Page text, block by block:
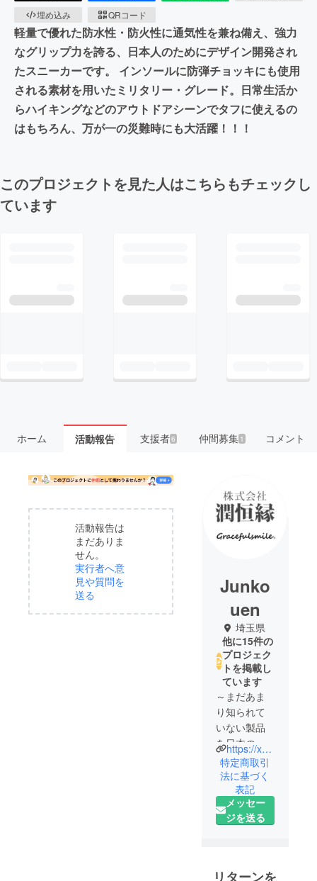
埋め込み
QRコード
軽量で優れた防水性・防火性に通気性を兼ね備え、強力
なグリップ力を誇る、日本人のためにデザイン開発され
たスニーカーです。 インソールに防弾チョッキにも使用
される素材を用いたミリタリー・グレード。日常生活か
らハイキングなどのアウトドアシーンでタフに使えるの
はもちろん、万が一の災難時にも大活躍！！！
このプロジェクトを見た人はこちらもチェックし
ています
ホーム 活動報告 支援者6 仲間募集 1 コメント
活動報告は
まだありま
せん。
実行者へ意
見や質問を
送る
Junko
uen
埼玉県
他に15件の
プロジェク
トを掲載し
ています
～まだあま
り知られて
いない製品
を日本の皆
様へお届け
したい～
国内外から
「便利」で
「優れた」
紹介してい
https://xsswjke.jp
特定商取引
法に基づく
表記
メッセー
ジを送る
リターンを